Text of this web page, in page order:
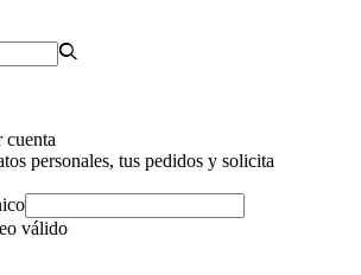
cuenta
personales, tus pedidos y solicita
válido